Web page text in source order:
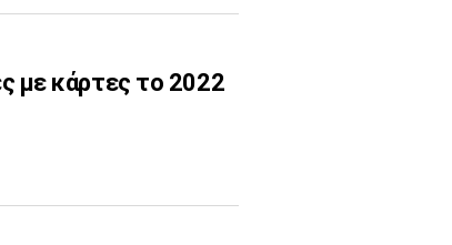
με κάρτες το 2022